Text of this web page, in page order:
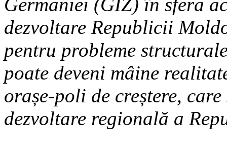
dezvoltare Republicii
pentru probleme
poate deveni mâine
orașe-poli de creștere,
dezvoltare regională a